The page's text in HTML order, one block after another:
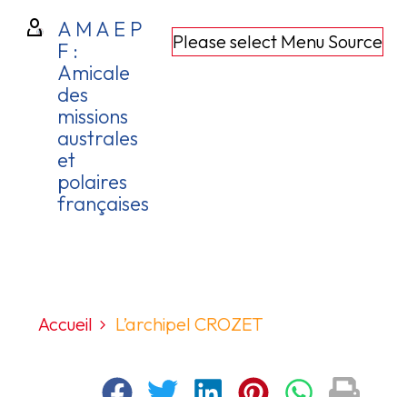
Please select Menu Source
A M A E P
F :
Amicale
des
missions
australes
et
polaires
françaises
Accueil L’archipel CROZET